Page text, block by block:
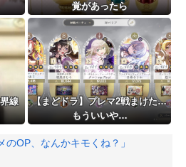
覚があったら
線
【まどドラ】プレマ2戦まけた…
もういいや…
のOP、なんかキモくね？」